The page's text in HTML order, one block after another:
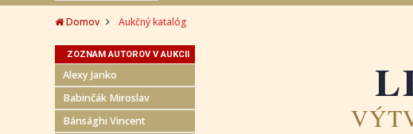
Domov Aukčný katalóg
ZOZNAM AUTOROV V AUKCII
Alexy Janko
Babinčák Miroslav
Bánsághi Vincent